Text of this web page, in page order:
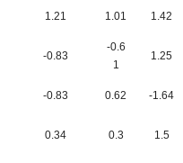
1.21 1.01 1.42
-0.83
-0.6
1
1.25
-0.83 0.62 -1.64
0.34 0.3 1.5